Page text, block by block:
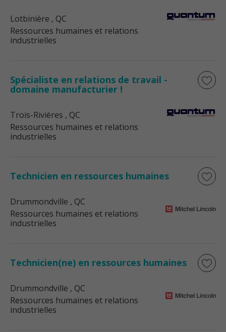
Lotbinière , QC
Ressources humaines et relations
industrielles
Spécialiste en relations de travail -
domaine manufacturier !
Trois-Rivières , QC
Ressources humaines et relations
industrielles
Technicien en ressources humaines
Drummondville , QC
Ressources humaines et relations
industrielles
Technicien(ne) en ressources humaines
Drummondville , QC
Ressources humaines et relations
industrielles